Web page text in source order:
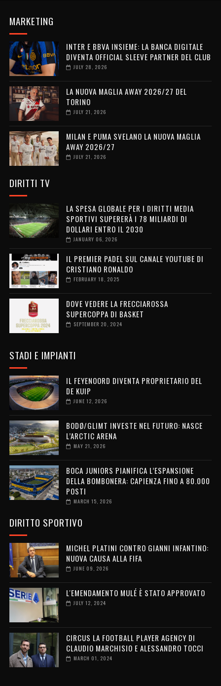
MARKETING
INTER E BBVA INSIEME: LA BANCA DIGITALE
DIVENTA OFFICIAL SLEEVE PARTNER DEL CLUB
JULY 28, 2026
LA NUOVA MAGLIA AWAY 2026/27 DEL
TORINO
JULY 21, 2026
MILAN E PUMA SVELANO LA NUOVA MAGLIA
AWAY 2026/27
JULY 21, 2026
DIRITTI TV
LA SPESA GLOBALE PER I DIRITTI MEDIA
SPORTIVI SUPERERÀ I 78 MILIARDI DI
DOLLARI ENTRO IL 2030
JANUARY 06, 2026
IL PREMIER PADEL SUL CANALE YOUTUBE DI
CRISTIANO RONALDO
FEBRUARY 18, 2025
DOVE VEDERE LA FRECCIAROSSA
SUPERCOPPA DI BASKET
SEPTEMBER 20, 2024
STADI E IMPIANTI
IL FEYENOORD DIVENTA PROPRIETARIO DEL
DE KUIP
JUNE 12, 2026
BODØ/GLIMT INVESTE NEL FUTURO: NASCE
L’ARCTIC ARENA
MAY 21, 2026
BOCA JUNIORS PIANIFICA L’ESPANSIONE
DELLA BOMBONERA: CAPIENZA FINO A 80.000
POSTI
MARCH 15, 2026
DIRITTO SPORTIVO
MICHEL PLATINI CONTRO GIANNI INFANTINO:
NUOVA CAUSA ALLA FIFA
JUNE 09, 2026
L'EMENDAMENTO MULÉ È STATO APPROVATO
JULY 12, 2024
CIRCUS LA FOOTBALL PLAYER AGENCY DI
CLAUDIO MARCHISIO E ALESSANDRO TOCCI
MARCH 01, 2024